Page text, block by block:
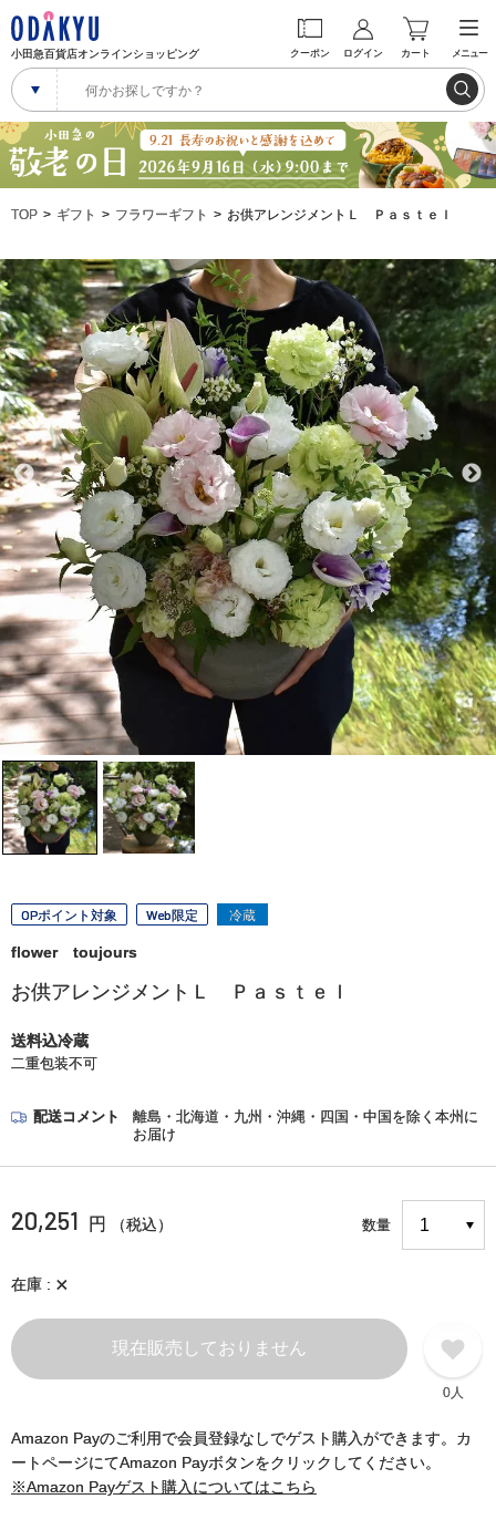
小田急百貨店オンラインショッピング クーポン ログイン カート メニュー
TOP ギフト フラワーギフト お供アレンジメントＬ Ｐａｓｔｅｌ
OPポイント対象 Web限定 冷蔵
flower toujours
お供アレンジメントＬ Ｐａｓｔｅｌ
送料込冷蔵
二重包装不可
配送コメント
離島・北海道・九州・沖縄・四国・中国を除く本州に
お届け
20,251 円 （税込） 数量
在庫 ×
現在販売しておりません
0人
Amazon Payのご利用で会員登録なしでゲスト購入ができます。カ
ートページにてAmazon Payボタンをクリックしてください。
※Amazon Payゲスト購入についてはこちら